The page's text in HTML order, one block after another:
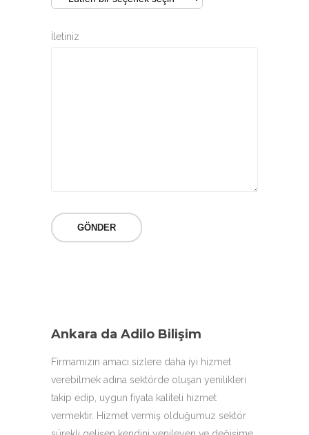
İletiniz
Ankara da Adilo Bilişim
Firmamızın amacı sizlere daha iyi hizmet
verebilmek adına sektörde oluşan yenilikleri
takip edip, uygun fiyata kaliteli hizmet
vermektir. Hizmet vermiş olduğumuz sektör